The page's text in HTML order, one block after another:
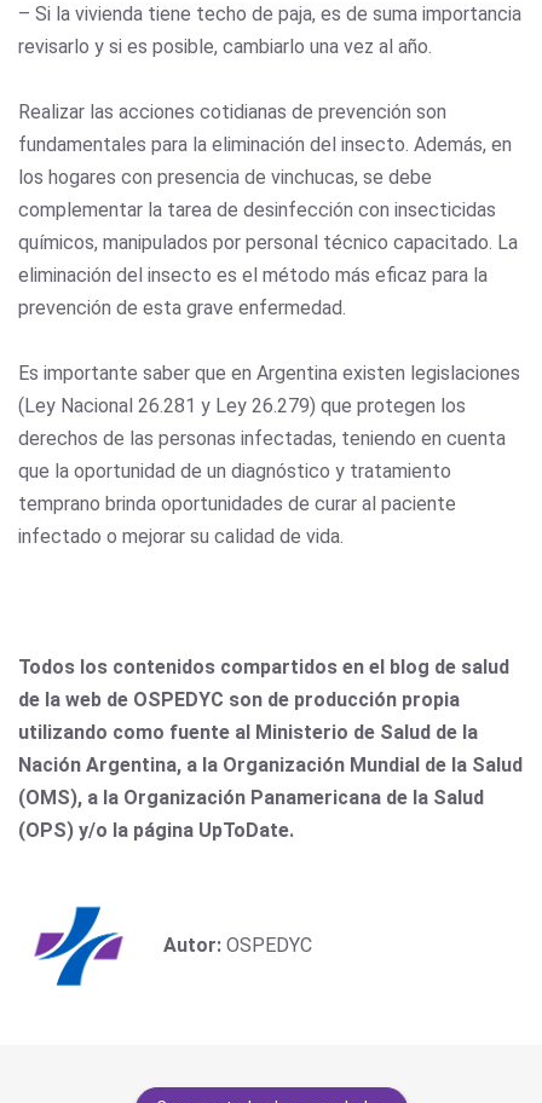
– Si la vivienda tiene techo de paja, es de suma importancia
revisarlo y si es posible, cambiarlo una vez al año.
Realizar las acciones cotidianas de prevención son
fundamentales para la eliminación del insecto. Además, en
los hogares con presencia de vinchucas, se debe
complementar la tarea de desinfección con insecticidas
químicos, manipulados por personal técnico capacitado. La
eliminación del insecto es el método más eficaz para la
prevención de esta grave enfermedad.
Es importante saber que en Argentina existen legislaciones
(Ley Nacional 26.281 y Ley 26.279) que protegen los
derechos de las personas infectadas, teniendo en cuenta
que la oportunidad de un diagnóstico y tratamiento
temprano brinda oportunidades de curar al paciente
infectado o mejorar su calidad de vida.
Todos los contenidos compartidos en el blog de salud
de la web de OSPEDYC son de producción propia
utilizando como fuente al Ministerio de Salud de la
Nación Argentina, a la Organización Mundial de la Salud
(OMS), a la Organización Panamericana de la Salud
(OPS) y/o la página UpToDate.
Autor: OSPEDYC